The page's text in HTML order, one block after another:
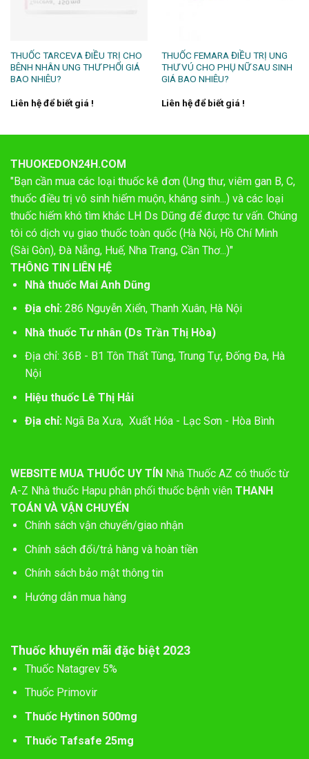
THUỐC TARCEVA ĐIỀU TRỊ CHO
BÊNH NHÂN UNG THƯ PHỔI GIÁ
BAO NHIÊU?
Liên hệ để biết giá !
THUỐC FEMARA ĐIỀU TRỊ UNG
THƯ VÚ CHO PHỤ NỮ SAU SINH
GIÁ BAO NHIÊU?
Liên hệ để biết giá !
THUOKEDON24H.COM
"Bạn cần mua các loại thuốc kê đơn (Ung thư, viêm gan B, C,
thuốc điều trị vô sinh hiếm muộn, kháng sinh...) và các loại
thuốc hiếm khó tìm khác LH Ds Dũng để được tư vấn. Chúng
tôi có dịch vụ giao thuốc toàn quốc (Hà Nội, Hồ Chí Minh
(Sài Gòn), Đà Nẵng, Huế, Nha Trang, Cần Thơ...)"
THÔNG TIN LIÊN HỆ
Nhà thuốc Mai Anh Dũng
Địa chỉ:286 Nguyễn Xiển, Thanh Xuân, Hà Nội
Nhà thuốc Tư nhân (Ds Trần Thị Hòa)
Địa chỉ: 36B - B1 Tôn Thất Tùng, Trung Tự, Đống Đa, Hà
Nội
Hiệu thuốc Lê Thị Hải
Địa chỉ: Ngã Ba Xưa, Xuất Hóa - Lạc Sơn - Hòa Bình
WEBSITE MUA THUỐC UY TÍN Nhà Thuốc AZ có thuốc từ
A-Z Nhà thuốc Hapu phân phối thuốc bệnh viên THANH
TOÁN VÀ VẬN CHUYỂN
Chính sách vận chuyển/giao nhận
Chính sách đổi/trả hàng và hoàn tiền
Chính sách bảo mật thông tin
Hướng dẫn mua hàng
Thuốc khuyến mãi đặc biệt 2023
Thuốc Natagrev 5%
Thuốc Primovir
Thuốc Hytinon 500mg
Thuốc Tafsafe 25mg